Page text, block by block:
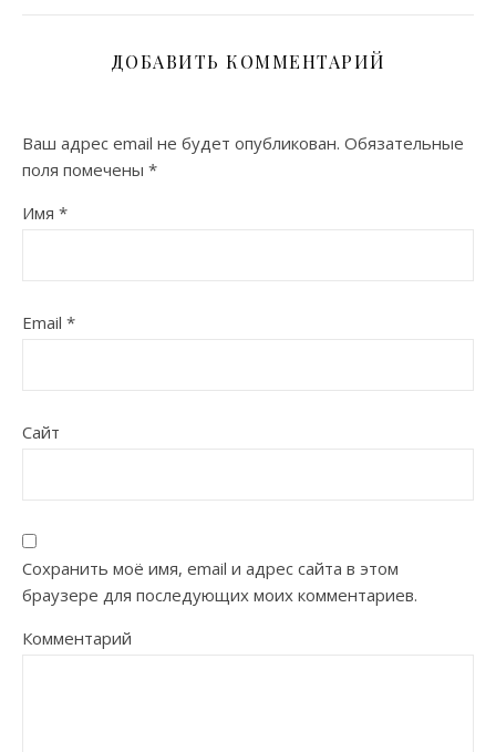
ДОБАВИТЬ КОММЕНТАРИЙ
Ваш адрес email не будет опубликован. Обязательные
поля помечены *
Имя *
Email *
Сайт
Сохранить моё имя, email и адрес сайта в этом
браузере для последующих моих комментариев.
Комментарий